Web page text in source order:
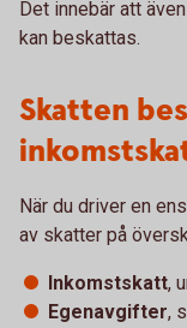
Det innebär att
kan beskattas.
Skatten
När du driver en
av skatter på
Inkomstskatt,
Egenavgifter,